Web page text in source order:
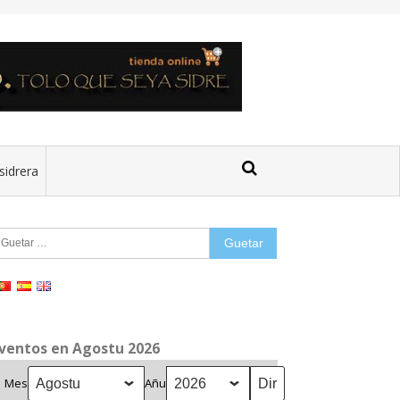
en Agostu 2026
Mes Añu